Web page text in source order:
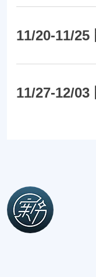
11/20-11/25
11/27-12/03